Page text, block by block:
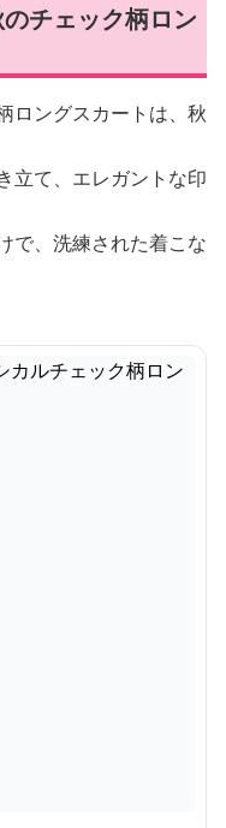
チェック柄ロン
ロングスカートは、秋
立て、エレガントな印
で、洗練された着こな